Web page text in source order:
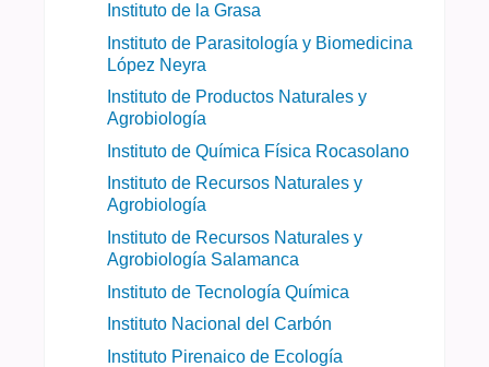
Instituto de la Grasa
Instituto de Parasitología y Biomedicina
López Neyra
Instituto de Productos Naturales y
Agrobiología
Instituto de Química Física Rocasolano
Instituto de Recursos Naturales y
Agrobiología
Instituto de Recursos Naturales y
Agrobiología Salamanca
Instituto de Tecnología Química
Instituto Nacional del Carbón
Instituto Pirenaico de Ecología